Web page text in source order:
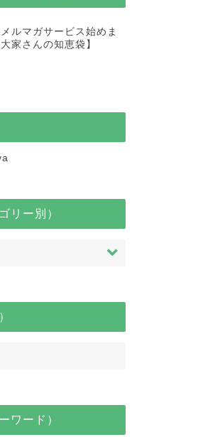
ルマガサービス始めま
家さんの知恵袋】
リー別）
ワード）